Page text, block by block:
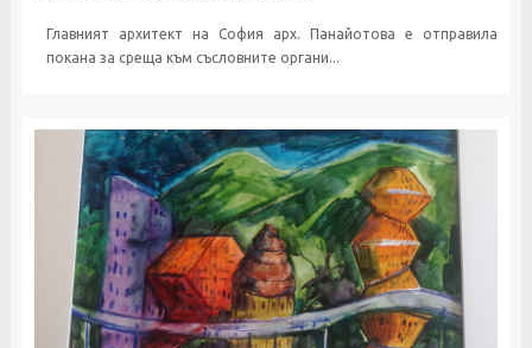
Главният архитект на София арх. Панайотова е отправила
покана за среща към съсловните органи...